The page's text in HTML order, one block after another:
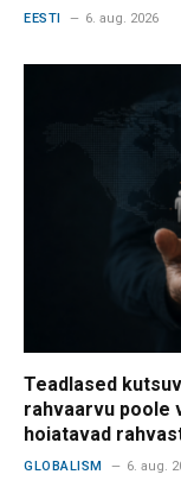
EESTI 6. aug. 2026
Teadlased
rahvaarvu poole
hoiatavad
GLOBALISM 6. aug.